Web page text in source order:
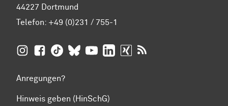
44227 Dortmund
Telefon: +49 (0)231 / 755-1
TU Dortmund auf Insta­gram
TU Dortmund auf Facebook
TU Dortmund auf TikTok
TU Dortmund auf BlueSky
TU Dortmund auf YouTube
TU Dortmund auf LinkedIn
TU Dortmund auf XING
Anregungen?
Hinweis geben (HinSchG)